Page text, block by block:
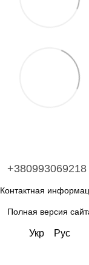
+380993069218
Контактная
Полная версия
Укр Рус